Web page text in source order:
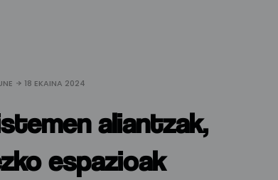
18 EKAINA 2024
aliantzak,
espazioak